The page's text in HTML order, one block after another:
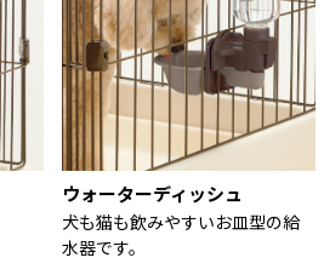
ウォーターディッシュ
犬も猫も飲みやすいお皿型の給
水器です。